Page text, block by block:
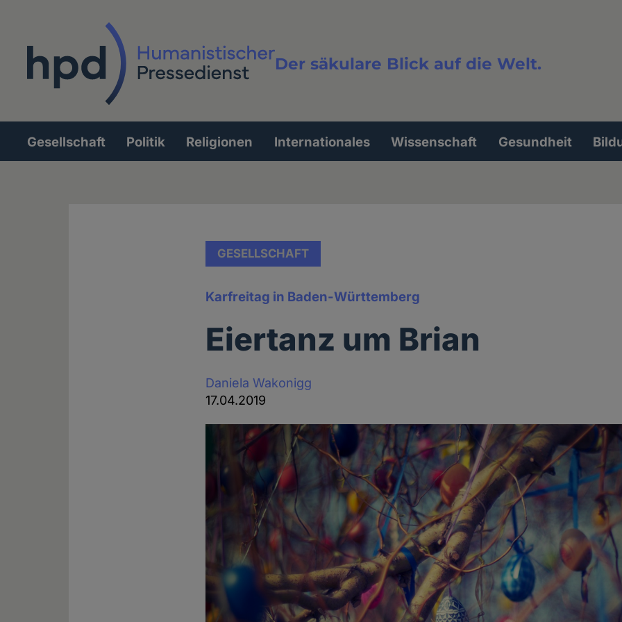
Der säkulare Blick auf die Welt.
Volltextsuche
Hauptnavigation
Gesellschaft Politik Religionen Internationales Wissenschaft Gesundheit
GESELLSCHAFT
Karfreitag in Baden-Württemberg
Eiertanz um Brian
Daniela Wakonigg
17.04.2019